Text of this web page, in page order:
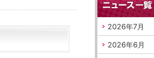
2026年7月
2026年6月